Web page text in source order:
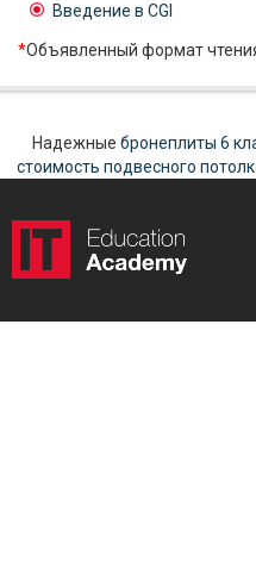
Введение в CGI
*Объявленный формат
Надежные бронеплиты 6
стоимость подвесного